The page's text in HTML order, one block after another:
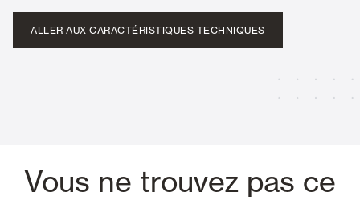
ALLER AUX CARACTÉRISTIQUES TECHNIQUES
Vous ne trouvez pas ce